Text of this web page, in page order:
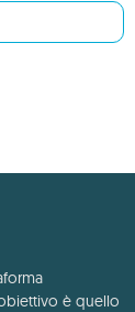
è quello